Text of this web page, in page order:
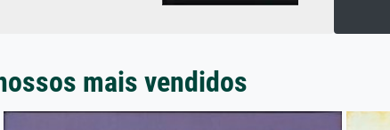
mais vendidos